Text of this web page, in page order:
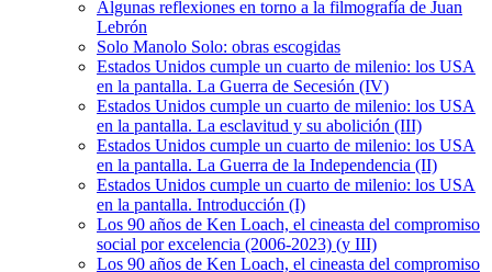
Algunas reflexiones en torno a la filmografía de Juan
Lebrón
Solo Manolo Solo: obras escogidas
Estados Unidos cumple un cuarto de milenio: los USA
en la pantalla. La Guerra de Secesión (IV)
Estados Unidos cumple un cuarto de milenio: los USA
en la pantalla. La esclavitud y su abolición (III)
Estados Unidos cumple un cuarto de milenio: los USA
en la pantalla. La Guerra de la Independencia (II)
Estados Unidos cumple un cuarto de milenio: los USA
en la pantalla. Introducción (I)
Los 90 años de Ken Loach, el cineasta del compromiso
social por excelencia (2006-2023) (y III)
Los 90 años de Ken Loach, el cineasta del compromiso